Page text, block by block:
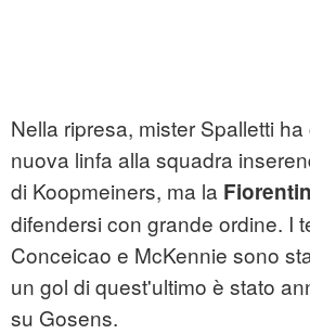
Nella ripresa, mister Spalletti
nuova linfa alla squadra
di Koopmeiners, ma la
difendersi con grande ordine. I
Conceicao e McKennie sono
un gol di quest'ultimo è stato
su Gosens.